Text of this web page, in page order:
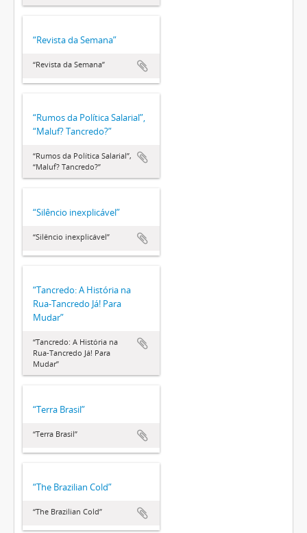
“Revista da Semana”
“Revista da Semana”
“Rumos da Política Salarial”,
“Maluf? Tancredo?”
“Rumos da Política Salarial”,
“Maluf? Tancredo?”
“Silêncio inexplicável”
“Silêncio inexplicável”
“Tancredo: A História na
Rua-Tancredo Já! Para
Mudar”
“Tancredo: A História na
Rua-Tancredo Já! Para
Mudar”
“Terra Brasil”
“Terra Brasil”
“The Brazilian Cold”
“The Brazilian Cold”